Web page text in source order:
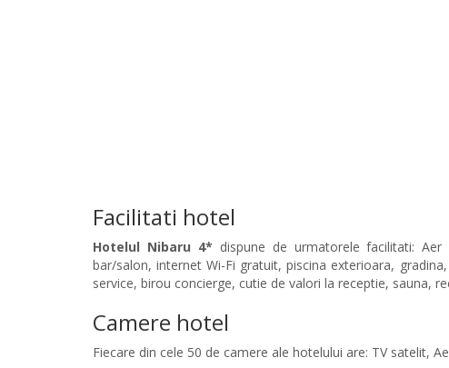
Facilitati hotel
Hotelul Nibaru 4* dispune de urmatorele facilitati:
bar/salon, internet Wi-Fi gratuit, piscina exterioara,
service, birou concierge, cutie de valori la receptie, sauna,
Camere hotel
Fiecare din cele 50 de camere ale hotelului are: TV satelit,